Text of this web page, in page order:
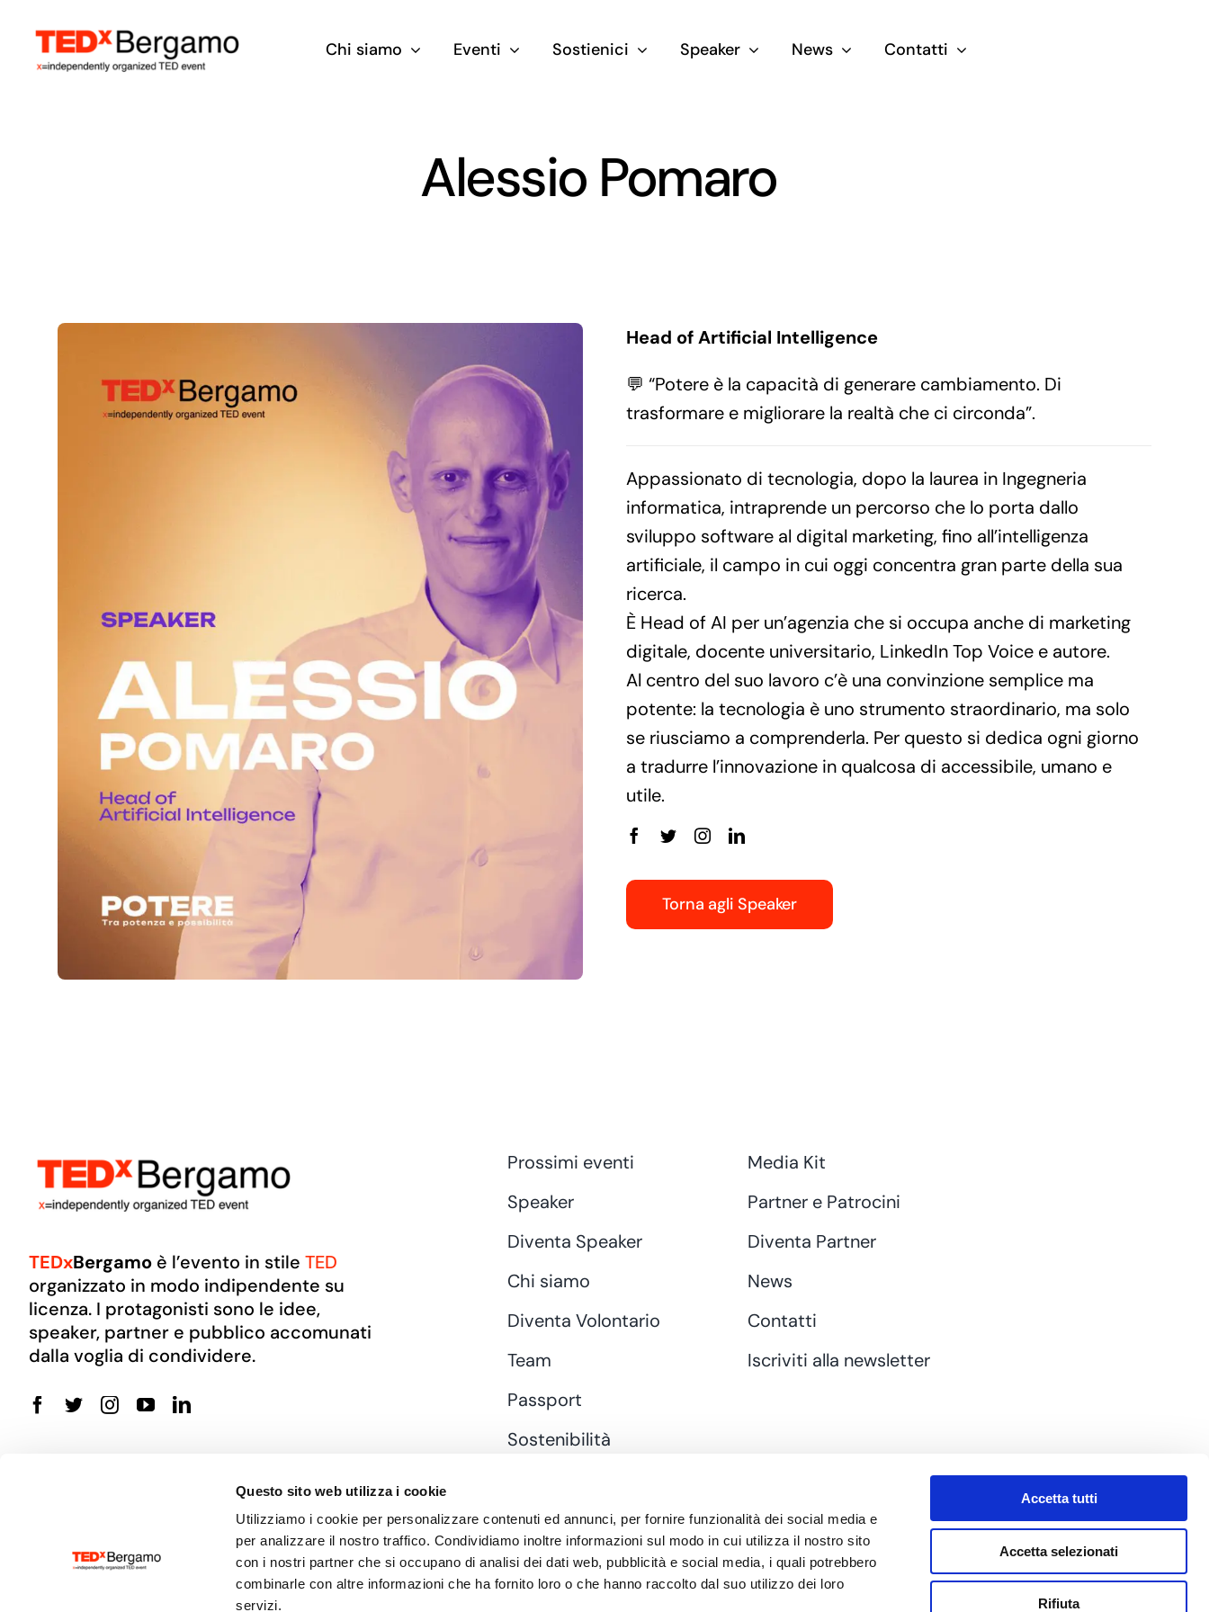
Questo sito web utilizza i cookie
Utilizziamo i cookie per personalizzare contenuti ed annunci, per fornire funzionalità dei social media e
per analizzare il nostro traffico. Condividiamo inoltre informazioni sul modo in cui utilizza il nostro sito
con i nostri partner che si occupano di analisi dei dati web, pubblicità e social media, i quali potrebbero
combinarle con altre informazioni che ha fornito loro o che hanno raccolto dal suo utilizzo dei loro
servizi.
Accetta tutti
Accetta selezionati
Rifiuta
contenuto
Chi siamo Eventi Sostienici Speaker News Contatti
Alessio Pomaro
Head of Artificial Intelligence
💬 “Potere è la capacità di generare cambiamento. Di
trasformare e migliorare la realtà che ci circonda”.
Appassionato di tecnologia, dopo la laurea in Ingegneria
informatica, intraprende un percorso che lo porta dallo
sviluppo software al digital marketing, fino all’intelligenza
artificiale, il campo in cui oggi concentra gran parte della sua
ricerca.
È Head of AI per un’agenzia che si occupa anche di marketing
digitale, docente universitario, LinkedIn Top Voice e autore.
Al centro del suo lavoro c’è una convinzione semplice ma
potente: la tecnologia è uno strumento straordinario, ma solo
se riusciamo a comprenderla. Per questo si dedica ogni giorno
a tradurre l’innovazione in qualcosa di accessibile, umano e
utile.
Torna agli Speaker
TEDxBergamoè l’evento in stile TED
organizzato in modo indipendente su
licenza. I protagonisti sono le idee,
speaker, partner e pubblico accomunati
dalla voglia di condividere.
Prossimi eventi
Speaker
Diventa Speaker
Chi siamo
Diventa Volontario
Team
Passport
Sostenibilità
Media Kit
Partner e Patrocini
Diventa Partner
News
Contatti
Iscriviti alla newsletter
| Made byOTO Agency